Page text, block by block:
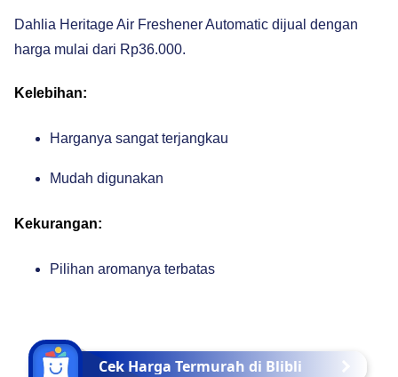
Dahlia Heritage Air Freshener Automatic dijual dengan
harga mulai dari Rp36.000.
Kelebihan:
Harganya sangat terjangkau
Mudah digunakan
Kekurangan:
Pilihan aromanya terbatas
Cek Harga Termurah di Blibli